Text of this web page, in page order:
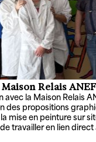
Relais
avec la Maison Relais
des propositions
mise en peinture sur
travailler en lien